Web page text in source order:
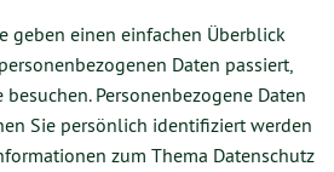
geben einen einfachen Überblick
Daten passiert,
Personenbezogene Daten
Sie persönlich identifiziert werden
zum Thema Datenschutz